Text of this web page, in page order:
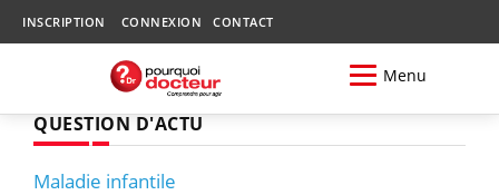
INSCRIPTION CONNEXION CONTACT
Menu
QUESTION D'ACTU
Maladie infantile